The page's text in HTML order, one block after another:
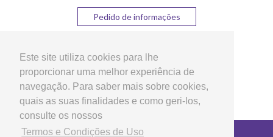
Este site utiliza cookies para lhe
proporcionar uma melhor experiência de
navegação. Para saber mais sobre cookies,
quais as suas finalidades e como geri-los,
consulte os nossos
Termos e Condições de Uso
Pedido de informações
Copyright © 2026 LG Arts Crafts Todos os direitos